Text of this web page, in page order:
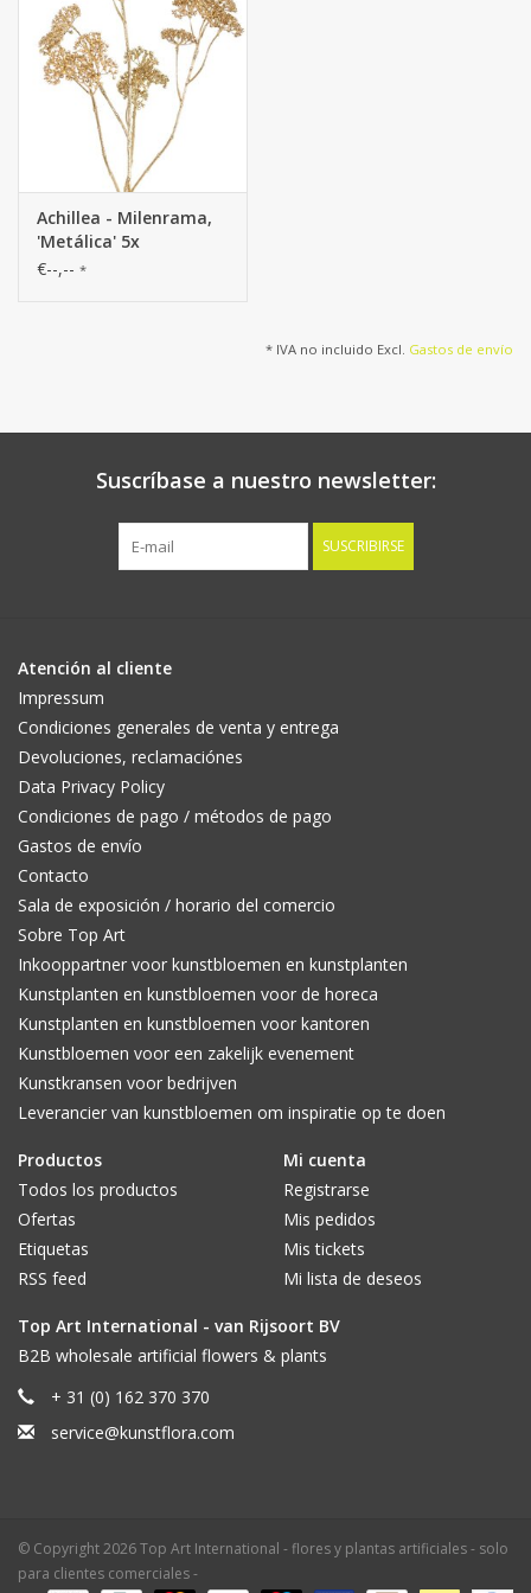
Achillea - Milenrama,
'Metálica' 5x
ramificada, 23
€--,-- *
* IVA no incluido Excl. Gastos de envío
Suscríbase a nuestro newsletter:
SUSCRIBIRSE
Atención al cliente
Impressum
Condiciones generales de venta y entrega
Devoluciones, reclamaciónes
Data Privacy Policy
Condiciones de pago / métodos de pago
Gastos de envío
Contacto
Sala de exposición / horario del comercio
Sobre Top Art
Inkooppartner voor kunstbloemen en kunstplanten
Kunstplanten en kunstbloemen voor de horeca
Kunstplanten en kunstbloemen voor kantoren
Kunstbloemen voor een zakelijk evenement
Kunstkransen voor bedrijven
Leverancier van kunstbloemen om inspiratie op te doen
Productos
Todos los productos
Ofertas
Etiquetas
RSS feed
Mi cuenta
Registrarse
Mis pedidos
Mis tickets
Mi lista de deseos
Top Art International - van Rijsoort BV
B2B wholesale artificial flowers & plants
+ 31 (0) 162 370 370
service@kunstflora.com
© Copyright 2026 Top Art International - flores y plantas artificiales - solo
para clientes comerciales -